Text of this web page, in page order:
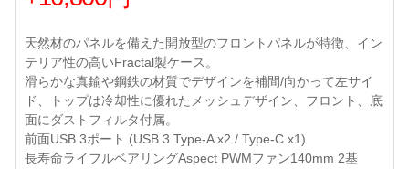
天然材のパネルを備えた開放型のフロントパネルが特徴、イン
テリア性の高いFractal製ケース。
滑らかな真鍮や鋼鉄の材質でデザインを補間/向かって左サイ
ド、トップは冷却性に優れたメッシュデザイン、フロント、底
面にダストフィルタ付属。
前面USB 3ポート (USB 3 Type-A x2 / Type-C x1)
長寿命ライフルベアリングAspect PWMファン140mm 2基